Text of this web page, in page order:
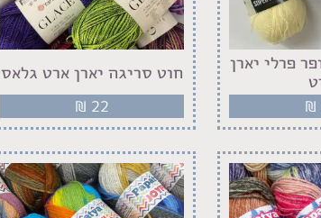
פרלי יארן
₪
חוט סריגה יארן ארט גלאס
₪ 22